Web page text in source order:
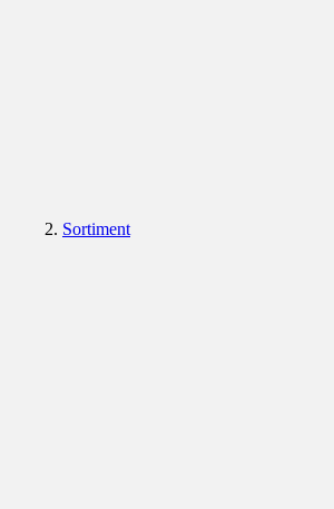
Sortiment